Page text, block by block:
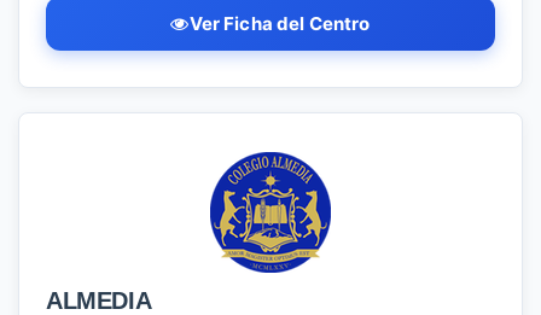
Ver Ficha del Centro
ALMEDIA